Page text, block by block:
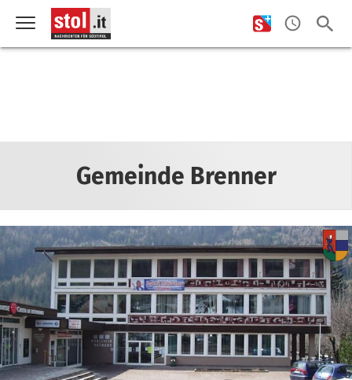
Gemeinde Brenner